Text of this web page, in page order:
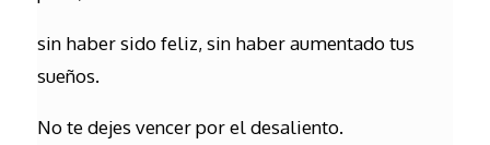
sin haber sido feliz, sin haber aumentado tus
sueños.
No te dejes vencer por el desaliento.